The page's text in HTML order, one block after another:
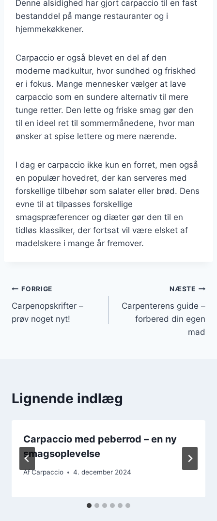
Denne alsidighed har gjort carpaccio til en fast
bestanddel på mange restauranter og i
hjemmekøkkener.
Carpaccio er også blevet en del af den
moderne madkultur, hvor sundhed og friskhed
er i fokus. Mange mennesker vælger at lave
carpaccio som en sundere alternativ til mere
tunge retter. Den lette og friske smag gør den
til en ideel ret til sommermånedene, hvor man
ønsker at spise lettere og mere nærende.
I dag er carpaccio ikke kun en forret, men også
en populær hovedret, der kan serveres med
forskellige tilbehør som salater eller brød. Dens
evne til at tilpasses forskellige
smagspræferencer og diæter gør den til en
tidløs klassiker, der fortsat vil være elsket af
madelskere i mange år fremover.
Indlægsnavigation
FORRIGE
Carpenopskrifter –
prøv noget nyt!
NÆSTE
Carpenterens guide –
forbered din egen
mad
Lignende indlæg
Carpaccio med peberrod – en ny
smagsoplevelse
AfCarpaccio 4. december 2024